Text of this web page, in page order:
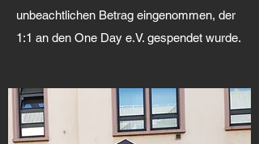
unbeachtlichen Betrag eingenommen, der
1:1 an den One Day e.V. gespendet wurde.